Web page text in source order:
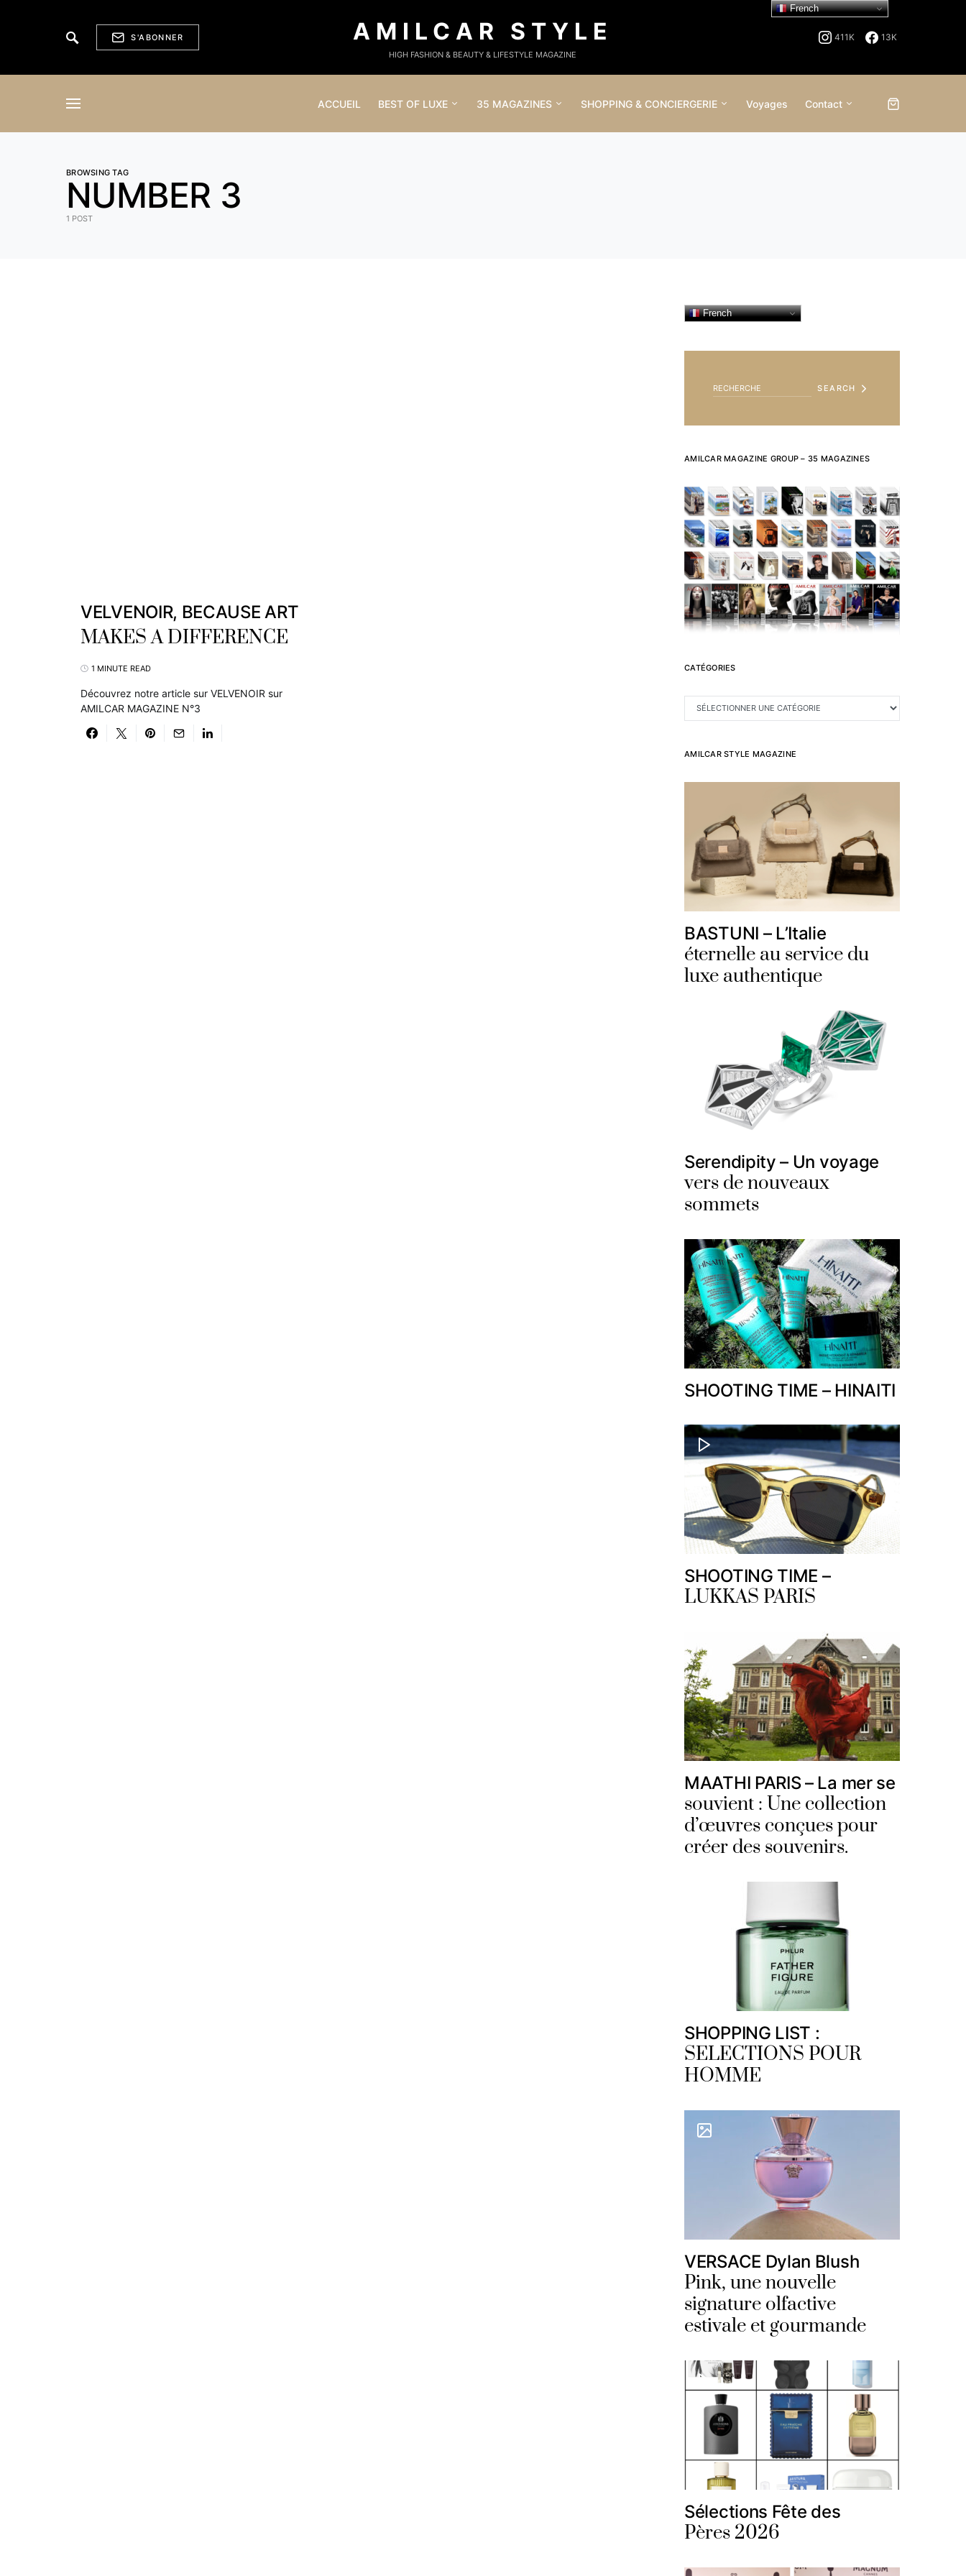
S'ABONNER AMILCAR STYLE
HIGH FASHION & BEAUTY & LIFESTYLE MAGAZINE
411K 13K
ACCUEIL BEST OF LUXE 35 MAGAZINES SHOPPING & CONCIERGERIE Voyages Contact
BROWSING TAG
NUMBER 3
1 POST
VELVENOIR, BECAUSE ART
MAKES A DIFFERENCE
1 MINUTE READ
Découvrez notre article sur VELVENOIR sur
AMILCAR MAGAZINE N°3
French
SEARCH
AMILCAR MAGAZINE GROUP – 35 MAGAZINES
CATÉGORIES
CATÉGORIES
AMILCAR STYLE MAGAZINE
BASTUNI – L’Italie
éternelle au service du
luxe authentique
Serendipity – Un voyage
vers de nouveaux
sommets
SHOOTING TIME – HINAITI
SHOOTING TIME –
LUKKAS PARIS
MAATHI PARIS – La mer se
souvient : Une collection
d’œuvres conçues pour
créer des souvenirs.
SHOPPING LIST :
SELECTIONS POUR
HOMME
VERSACE Dylan Blush
Pink, une nouvelle
signature olfactive
estivale et gourmande
Sélections Fête des
Pères 2026
French